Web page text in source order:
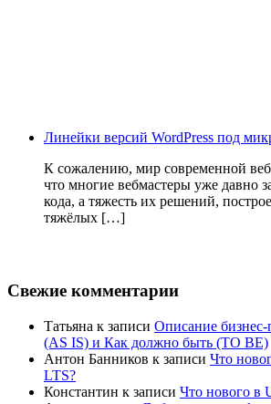
Линейки версий WordPress под
К сожалению, мир современной
что многие вебмастеры уже давно
кода, а тяжесть их решений,
тяжёлых […]
Свежие комментарии
Татьяна к записи Описание бизнес-
(AS IS) и Как должно быть (TO BE)
Антон Банников к записи Что
LTS?
Константин к записи Что нового в